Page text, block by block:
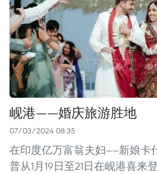
岘港——婚庆旅游胜地
07/03/2024 08:35
在印度亿万富翁夫妇——新娘卡
普从1月19日至21日在岘港喜来